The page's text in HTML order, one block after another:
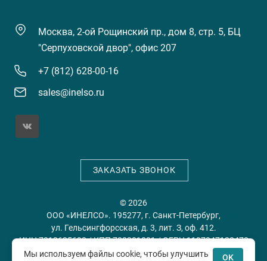
Москва, 2-ой Рощинский пр., дом 8, стр. 5, БЦ
"Серпуховской двор", офис 207
+7 (812) 628-00-16
sales@inelso.ru
ЗАКАЗАТЬ ЗВОНОК
© 2026
ООО «ИНЕЛСО». 195277, г. Санкт-Петербург,
ул. Гельсингфорсская, д. 3, лит. З, оф. 412.
ИНН 7813635698 / КПП 780201001 / ОГРН 1197847128478
Мы используем файлы cookie, чтобы улучшить
OK